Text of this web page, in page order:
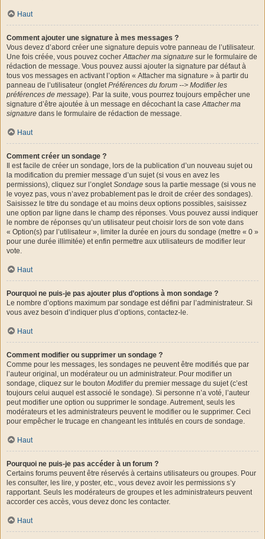
Haut
Comment ajouter une signature à mes messages ?
Vous devez d’abord créer une signature depuis votre panneau de l’utilisateur.
Une fois créée, vous pouvez cocherAttacher ma signature sur le formulaire de
rédaction de message. Vous pouvez aussi ajouter la signature par défaut à
tous vos messages en activant l’option « Attacher ma signature » à partir du
panneau de l’utilisateur (ongletPréférences du forum --> Modifier les
préférences de message). Par la suite, vous pourrez toujours empêcher une
signature d’être ajoutée à un message en décochant la caseAttacher ma
signature dans le formulaire de rédaction de message.
Haut
Comment créer un sondage ?
Il est facile de créer un sondage, lors de la publication d’un nouveau sujet ou
la modification du premier message d’un sujet (si vous en avez les
permissions), cliquez sur l’ongletSondage sous la partie message (si vous ne
le voyez pas, vous n’avez probablement pas le droit de créer des sondages).
Saisissez le titre du sondage et au moins deux options possibles, saisissez
une option par ligne dans le champ des réponses. Vous pouvez aussi indiquer
le nombre de réponses qu’un utilisateur peut choisir lors de son vote dans
« Option(s) par l’utilisateur », limiter la durée en jours du sondage (mettre « 0 »
pour une durée illimitée) et enfin permettre aux utilisateurs de modifier leur
vote.
Haut
Pourquoi ne puis-je pas ajouter plus d’options à mon sondage ?
Le nombre d’options maximum par sondage est défini par l’administrateur. Si
vous avez besoin d’indiquer plus d’options, contactez-le.
Haut
Comment modifier ou supprimer un sondage ?
Comme pour les messages, les sondages ne peuvent être modifiés que par
l’auteur original, un modérateur ou un administrateur. Pour modifier un
sondage, cliquez sur le bouton Modifierdu premier message du sujet (c’est
toujours celui auquel est associé le sondage). Si personne n’a voté, l’auteur
peut modifier une option ou supprimer le sondage. Autrement, seuls les
modérateurs et les administrateurs peuvent le modifier ou le supprimer. Ceci
pour empêcher le trucage en changeant les intitulés en cours de sondage.
Haut
Pourquoi ne puis-je pas accéder à un forum ?
Certains forums peuvent être réservés à certains utilisateurs ou groupes. Pour
les consulter, les lire, y poster, etc., vous devez avoir les permissions s’y
rapportant. Seuls les modérateurs de groupes et les administrateurs peuvent
accorder ces accès, vous devez donc les contacter.
Haut